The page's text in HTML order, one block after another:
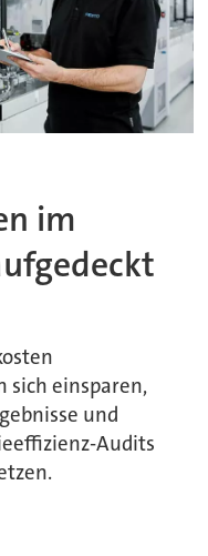
im
sich einsparen,
und
Audits